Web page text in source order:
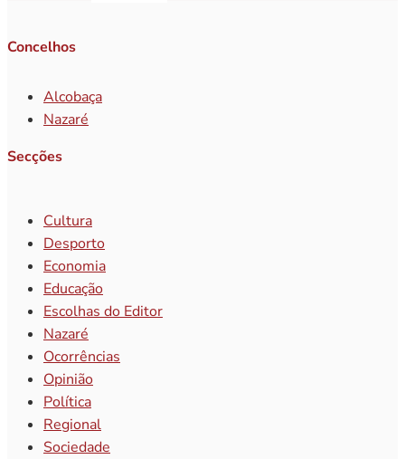
Concelhos
Alcobaça
Nazaré
Secções
Cultura
Desporto
Economia
Educação
Escolhas do Editor
Nazaré
Ocorrências
Opinião
Política
Regional
Sociedade